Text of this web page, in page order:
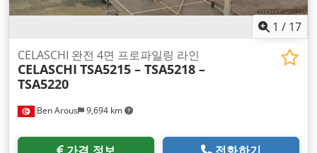
1 / 17
Ben Arous 9,694 km
CELASCHI 완전 4면 프로파일링 라인
CELASCHI TSA5215 – TSA5218 –
TSA5220